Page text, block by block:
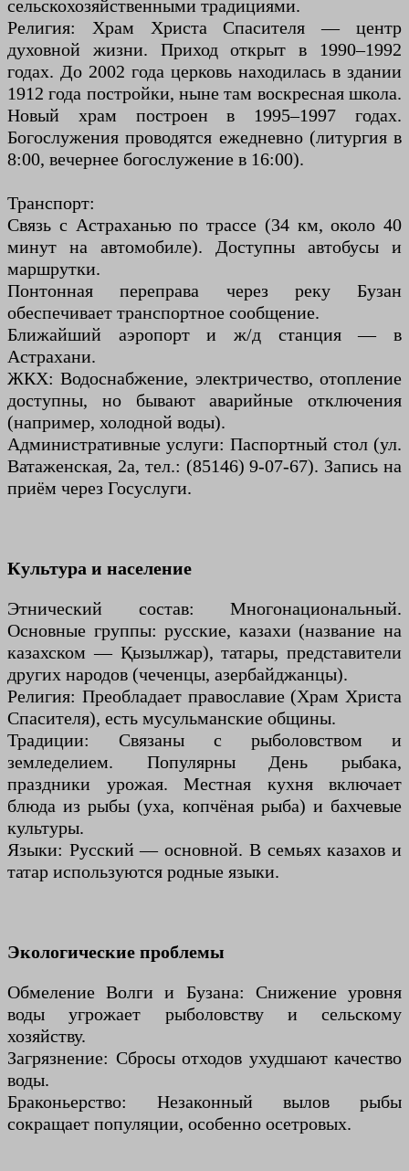
сельскохозяйственными традициями.
Религия: Храм Христа Спасителя — центр
духовной жизни. Приход открыт в 1990–1992
годах. До 2002 года церковь находилась в здании
1912 года постройки, ныне там воскресная школа.
Новый храм построен в 1995–1997 годах.
Богослужения проводятся ежедневно (литургия в
8:00, вечернее богослужение в 16:00).
Транспорт:
Связь с Астраханью по трассе (34 км, около 40
минут на автомобиле). Доступны автобусы и
маршрутки.
Понтонная переправа через реку Бузан
обеспечивает транспортное сообщение.
Ближайший аэропорт и ж/д станция — в
Астрахани.
ЖКХ: Водоснабжение, электричество, отопление
доступны, но бывают аварийные отключения
(например, холодной воды).
Административные услуги: Паспортный стол (ул.
Ватаженская, 2а, тел.: (85146) 9-07-67). Запись на
приём через Госуслуги.
Культура и население
Этнический состав: Многонациональный.
Основные группы: русские, казахи (название на
казахском — Қызылжар), татары, представители
других народов (чеченцы, азербайджанцы).
Религия: Преобладает православие (Храм Христа
Спасителя), есть мусульманские общины.
Традиции: Связаны с рыболовством и
земледелием. Популярны День рыбака,
праздники урожая. Местная кухня включает
блюда из рыбы (уха, копчёная рыба) и бахчевые
культуры.
Языки: Русский — основной. В семьях казахов и
татар используются родные языки.
Экологические проблемы
Обмеление Волги и Бузана: Снижение уровня
воды угрожает рыболовству и сельскому
хозяйству.
Загрязнение: Сбросы отходов ухудшают качество
воды.
Браконьерство: Незаконный вылов рыбы
сокращает популяции, особенно осетровых.